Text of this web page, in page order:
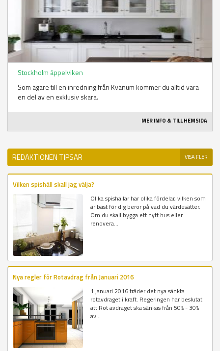
Stockholm äppelviken
Som ägare till en inredning från Kvänum kommer du alltid vara
en del av en exklusiv skara.
MER INFO & TILL HEMSIDA
REDAKTIONEN TIPSAR VISA FLER
Vilken spishäll skall jag välja?
Olika spishällar har olika fördelar, vilken som
är bäst för dig beror på vad du värdesätter.
Om du skall bygga ett nytt hus eller
renovera...
Nya regler för Rotavdrag från Januari 2016
1 januari 2016 träder det nya sänkta
rotavdraget i kraft. Regeringen har beslutat
att Rot avdraget ska sänkas från 50% - 30%
av...